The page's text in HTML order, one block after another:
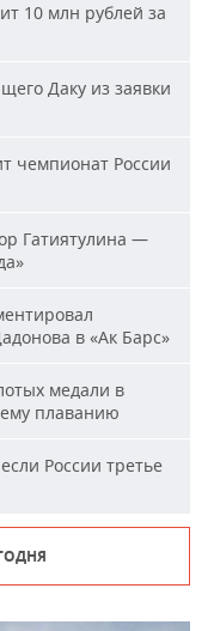
10 млн рублей за
Даку из заявки
чемпионат России
Гатиятулина —
в «Ак Барс»
медали в
плаванию
России третье